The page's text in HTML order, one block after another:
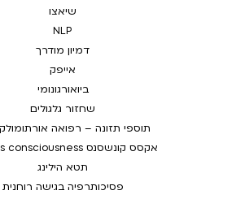
שיאצו
NLP
דמיון מודרך
אייפק
ביואורגונומי
שחזור גלגולים
תוספי תזונה – רפואה
אקסס קונשסנס access consciousness
תטא הילינג
פסיכותרפיה בגישה רוחנית